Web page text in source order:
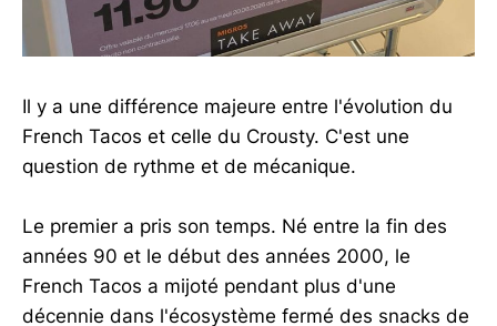
Il y a une différence majeure entre l'évolution du
French Tacos et celle du Crousty. C'est une
question de rythme et de mécanique.
Le premier a pris son temps. Né entre la fin des
années 90 et le début des années 2000, le
French Tacos a mijoté pendant plus d'une
décennie dans l'écosystème fermé des snacks de